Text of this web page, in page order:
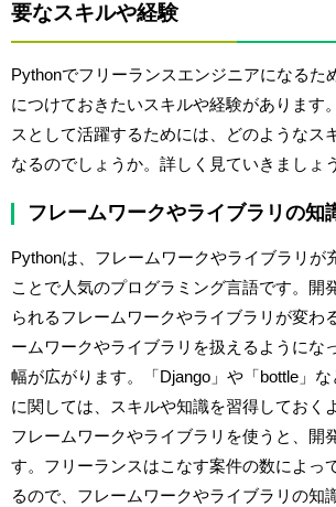
要なスキルや経験
Pythonでフリーランスエンジニアになるた
につけておきたいスキルや経験があります
スとして活躍するためには、どのようなス
なるのでしょうか。詳しく見ていきましょう
フレームワークやライブラリの知
Pythonは、フレームワークやライブラリが
ことで人気のプログラミング言語です。開
られるフレームワークやライブラリが変わ
ームワークやライブラリを扱えるようにな
幅が広がります。「Django」や「bottle」
に関しては、スキルや知識を習得しておく
フレームワークやライブラリを使うと、開
す。フリーランスはこなす案件の数によっ
るので、フレームワークやライブラリの知